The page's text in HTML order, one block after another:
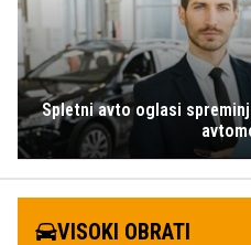
Spletni avto oglasi
VISOKI OBRATI